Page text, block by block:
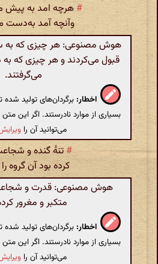
#هرچه امد به پیش
وآنچه آمد به‌دست
هوش مصنوعی: هر چیزی که به
قبول می‌کردند و هر چیزی که
می‌گرفتند.
اخطار: برگردان‌های تولید
بسیاری از موارد نادرستند. اگر این
می‌توانید آن را
#تنهٔ گنده و
کرده بود آن گروه
هوش مصنوعی: قدرت و
متکبر و مغرور
اخطار: برگردان‌های تولید
بسیاری از موارد نادرستند. اگر این
می‌توانید آن را